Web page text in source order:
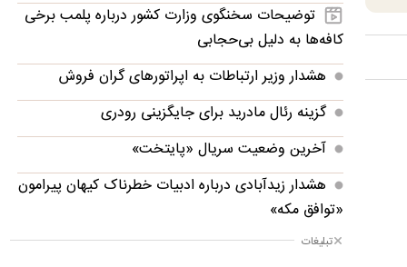
توضیحات سخنگوی وزارت کشور درباره پلمب برخی
کافه‌ها به دلیل بی‌حجابی
هشدار وزیر ارتباطات به اپراتورهای گران فروش
گزینه رئال مادرید برای جایگزینی رودری
آخرین وضعیت سریال «پایتخت»
هشدار زیدآبادی درباره ادبیات خطرناک کیهان پیرامون
«توافق مکه»
گرمای شدید در جنوب و مرکز کشور/ رگبار و رعدوبرق
تبلیغات